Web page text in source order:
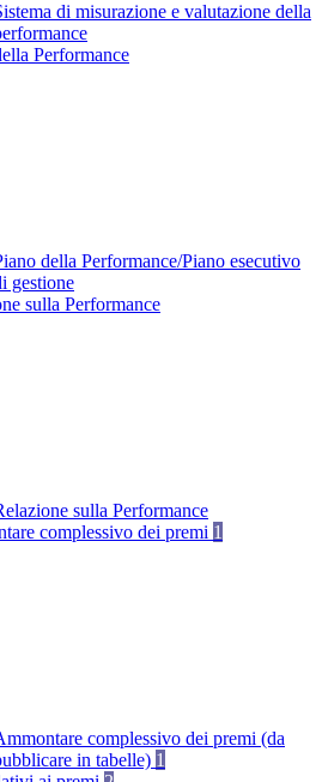
di misurazione e valutazione della
Performance
della Performance/Piano esecutivo
gestione
sulla Performance
sulla Performance
complessivo dei premi 1
complessivo dei premi (da
in tabelle) 1